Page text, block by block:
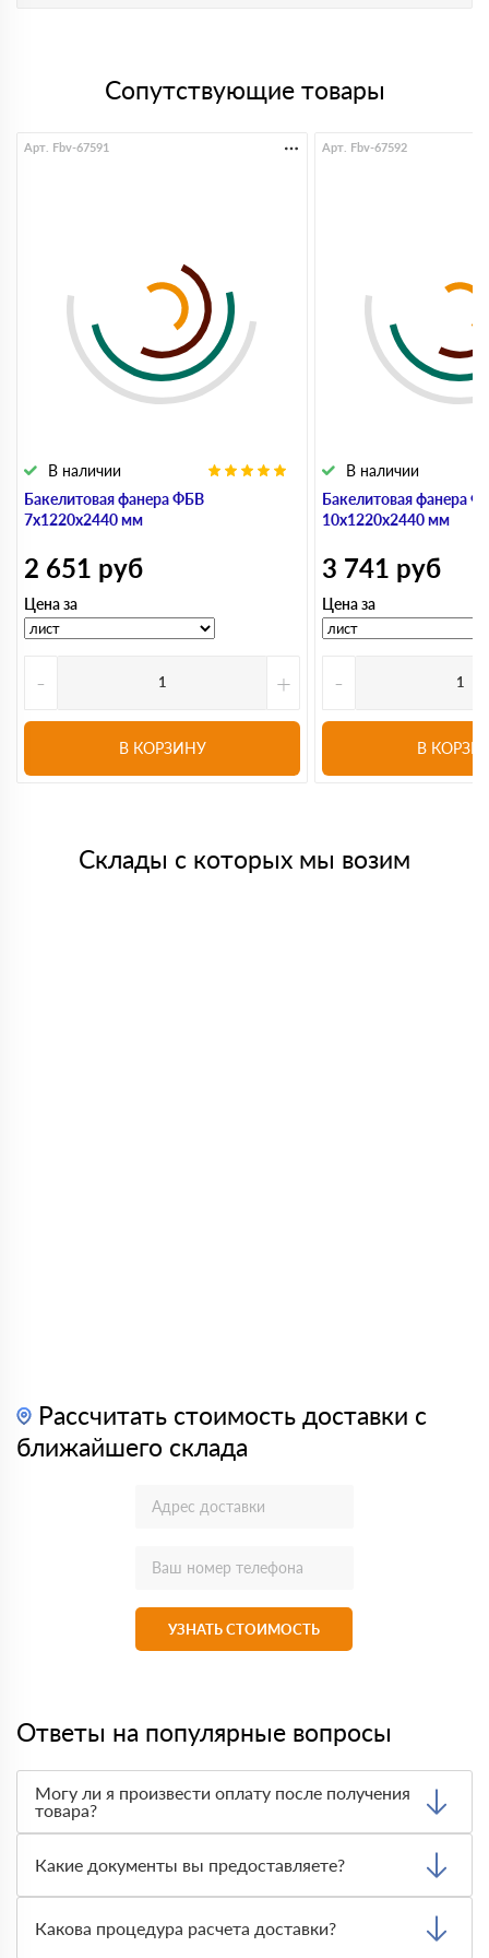
Сопутствующие товары
Бакелитовая фанера ФБВ
7х1220х2440 мм
В наличии
Арт. Fbv-67591
2 651 руб
Цена за
- +
В КОРЗИНУ
Бакелитовая фанера
10х1220х2440 мм
В наличии
Арт. Fbv-67592
3 741 руб
Цена за
-
В
Склады с которых мы возим
Рассчитать стоимость доставки с
ближайшего склада
УЗНАТЬ СТОИМОСТЬ
Ответы на популярные вопросы
Могу ли я произвести оплату после получения
товара?
Тем не менее, если качество полученных вами товаров
неприемлемо, вы можете отказаться от них.
Какие документы вы предоставляете?
как сертификаты подлинности, удостоверения качества
и транспортные документы, на каждый предлагаемый
Какова процедура расчета доставки?